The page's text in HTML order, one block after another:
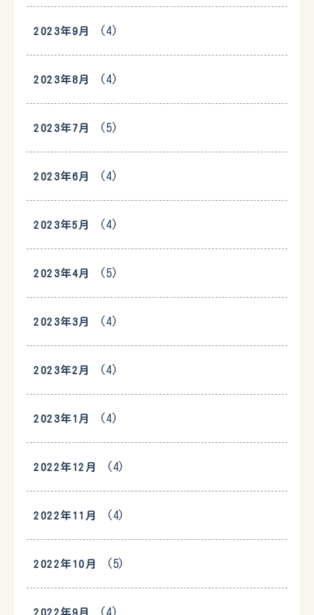
2023年9月 (4)
2023年8月 (4)
2023年7月 (5)
2023年6月 (4)
2023年5月 (4)
2023年4月 (5)
2023年3月 (4)
2023年2月 (4)
2023年1月 (4)
2022年12月 (4)
2022年11月 (4)
2022年10月 (5)
2022年9月 (4)